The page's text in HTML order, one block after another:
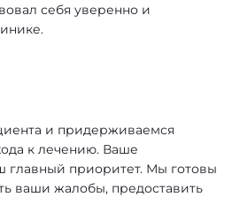
себя уверенно и
и придерживаемся
к лечению. Ваше
главный приоритет. Мы готовы
ваши жалобы, предоставить